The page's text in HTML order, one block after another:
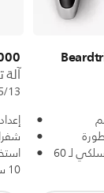
شحن لساعة/استخدام لاسلكي لـ 60
13
10 ساعات